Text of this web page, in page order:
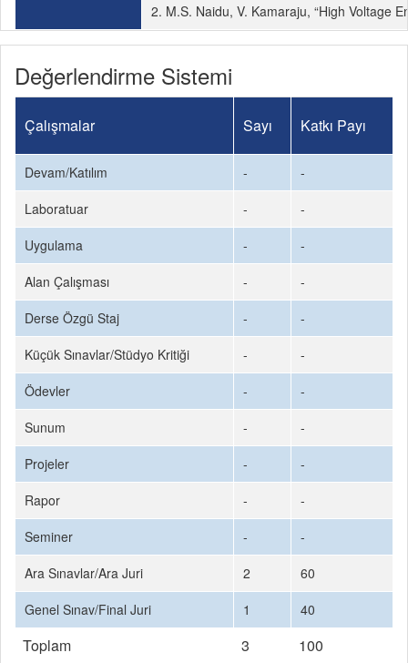
2. M.S. Naidu, V. Kamaraju, “High Voltage
Değerlendirme Sistemi
Çalışmalar Sayı Katkı Payı
Devam/Katılım -
-
Laboratuar
-
-
Uygulama
-
-
Alan Çalışması
-
-
Derse Özgü Staj
-
-
Küçük Sınavlar/Stüdyo Kritiği
-
-
Ödevler
-
-
Sunum
-
-
Projeler
-
-
Rapor
-
-
Seminer
-
-
Ara Sınavlar/Ara Juri
2
60
Genel Sınav/Final Juri
1 40
Toplam 3 100